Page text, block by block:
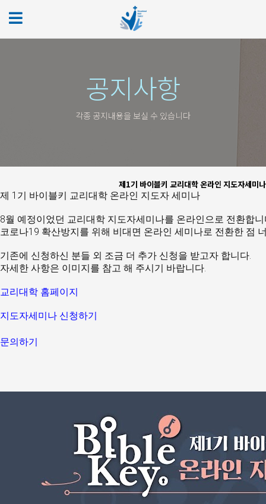
공지사항
각종 공지내용을 보실 수 있습니다
제1기 바이블키 교리대학 온라인 지도자세미
제 1기 바이블키 교리대학 온라인 지도자 세미나
8월 예정이었던 교리대학 지도자세미나를 온라인으로 전환합
코로나19 확산방지를 위해 비대면 온라인 세미나로 전환한 점
기존에 신청하신 분들 외 조금 더 추가 신청을 받고자 합니다.
자세한 사항은 이미지를 참고 해 주시기 바랍니다.
교리대학 홈페이지
지도자세미나 신청하기
문의하기